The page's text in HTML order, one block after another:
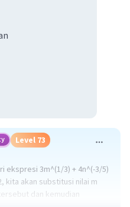
Level 73
ekspresi 3m^(1/3) + 4n^(-3/5)
kita akan substitusi nilai m
dan kemudian